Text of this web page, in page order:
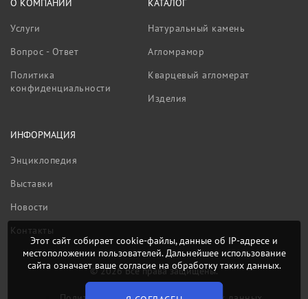
О КОМПАНИИ
Услуги
Вопрос - Ответ
Политика
конфиденциальности
КАТАЛОГ
Натуральный камень
Агломрамор
Кварцевый агломерат
Изделия
ИНФОРМАЦИЯ
Энциклопедия
Выставки
Новости
Контакты
© 2026 Все права защищены.
Этот сайт собирает cookie-файлы, данные об IP-адресе и
местоположении пользователей. Дальнейшее использование
сайта означает ваше согласие на обработку таких данных.